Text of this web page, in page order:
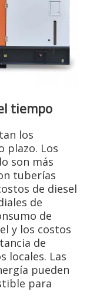
tiempo
los
plazo. Los
son más
tuberías
de diesel
de
de
y los costos
de
locales. Las
pueden
para